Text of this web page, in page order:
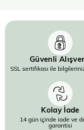
Güvenli
SSL sertifikası ile
Kolay İade
14 gün içinde iade ve
garantisi